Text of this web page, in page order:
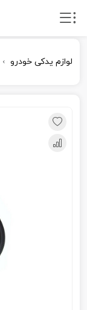
لوازم یدکی خودرو